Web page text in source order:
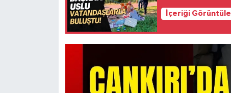
İçeriği Görüntüle